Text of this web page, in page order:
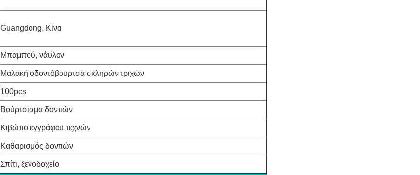
Guangdong, Κίνα
Μπαμπού, νάυλον
Μαλακή οδοντόβουρτσα σκληρών τριχών
100pcs
Βούρτσισμα δοντιών
Κιβώτιο εγγράφου τεχνών
Καθαρισμός δοντιών
Σπίτι, ξενοδοχείο